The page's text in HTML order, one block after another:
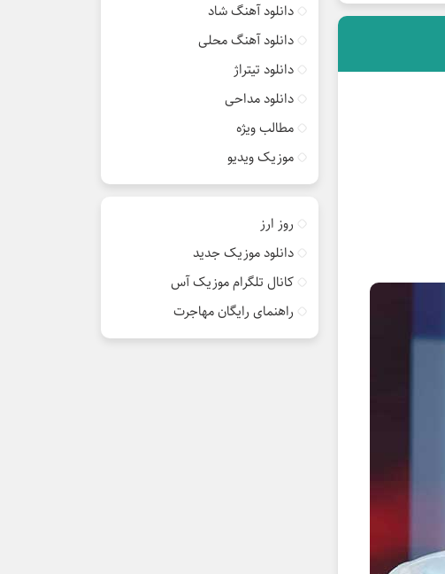
دانلود آهنگ شاد
دانلود آهنگ محلی
دانلود تیتراژ
دانلود مداحی
مطالب ویژه
موزیک ویدیو
روز ارز
دانلود موزیک جدید
کانال تلگرام موزیک آس
راهنمای رایگان مهاجرت